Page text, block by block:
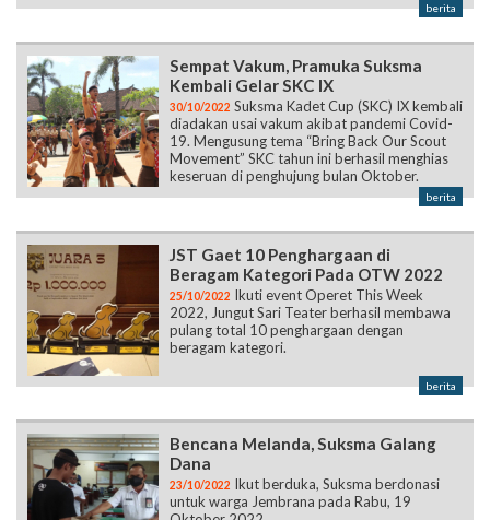
berita
Sempat Vakum, Pramuka Suksma
Kembali Gelar SKC IX
30/10/2022 Suksma Kadet Cup (SKC) IX kembali
diadakan usai vakum akibat pandemi Covid-
19. Mengusung tema “Bring Back Our Scout
Movement” SKC tahun ini berhasil menghias
keseruan di penghujung bulan Oktober.
berita
JST Gaet 10 Penghargaan di
Beragam Kategori Pada OTW 2022
25/10/2022 Ikuti event Operet This Week
2022, Jungut Sari Teater berhasil membawa
pulang total 10 penghargaan dengan
beragam kategori.
berita
Bencana Melanda, Suksma Galang
Dana
23/10/2022 Ikut berduka, Suksma berdonasi
untuk warga Jembrana pada Rabu, 19